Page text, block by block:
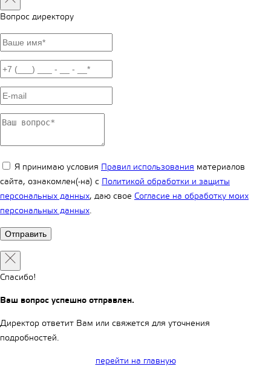
Вопрос директору
Я принимаю условия Правил использования материалов
сайта, ознакомлен(-на) с Политикой обработки и защиты
персональных данных, даю свое Согласие на обработку моих
персональных данных.
Спасибо!
Ваш вопрос успешно отправлен.
Директор ответит Вам или свяжется для уточнения
подробностей.
перейти на главную